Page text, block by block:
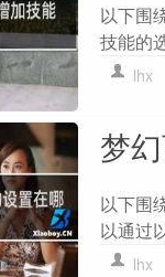
以下围
技能的
lhx
梦
以下围
以通过
lhx